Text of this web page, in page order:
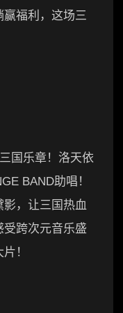
福利，这场三
国乐章！洛天依
BAND助唱！
，让三国热血
跨次元音乐盛
！